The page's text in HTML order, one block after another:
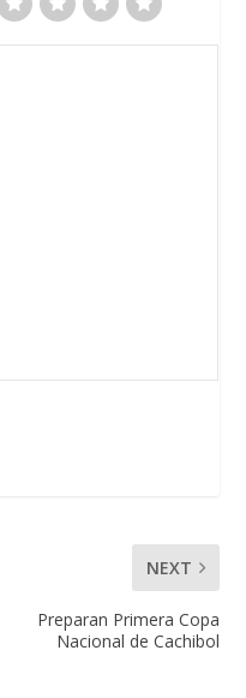
NEXT
Preparan Primera Copa
Nacional de Cachibol